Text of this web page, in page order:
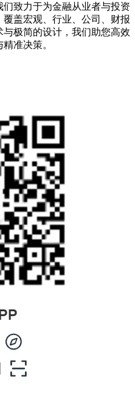
致力于为金融从业者与投资
盖宏观、行业、公司、财报
极简的设计，我们助您高效
准决策。